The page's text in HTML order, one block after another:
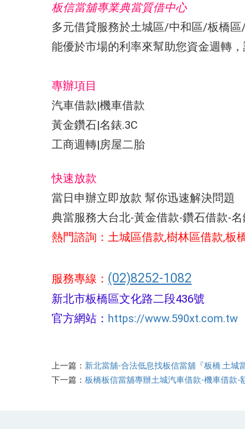
板信當舖專業典當質借中心
多元借貸服務於土城區/中和區/板橋
能優於市場的利率來幫助您資金週轉，
專辦項目
汽車借款|機車借款
黃金鑽石|名錶.3C
工商週轉|房屋二胎
快速放款
當日申辦立即放款 幫你迅速解決問題
典當服務大台北-黃金借款-鑽石借款-
熱門諮詢：土城區借款,樹林區借款,板
服務專線： (02)8252-1082
新北市板橋區文化路二段436號
官方網站： https://www.590xt.com.tw
上一篇： 新北當舖-合法低息找板信當舖『板橋.土城
下一篇： 板橋板信當舖專辦土城汽車借款-機車借款-